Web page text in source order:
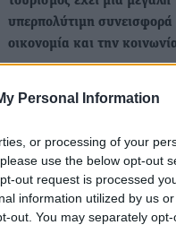
Personal Information
or processing of your
use the below opt-out
out request is processed
information utilized by us
out. You may separately
υπερπολύτιμη συνεισφορά
οικονομία και την
σε όλες τις εκφάνσεις της να
Η στεγαστική κρίση και το
πρόβλημα με τα
ακίνητα Δήμων - Δημοσίου